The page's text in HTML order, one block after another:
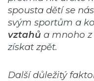
spousta dětí se
svým sportům a
vztahů a mnoho z
získat zpět.
Další důležitý